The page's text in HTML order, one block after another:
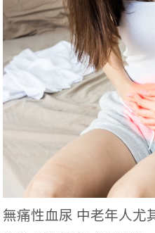
無痛性血尿 中老年人尤